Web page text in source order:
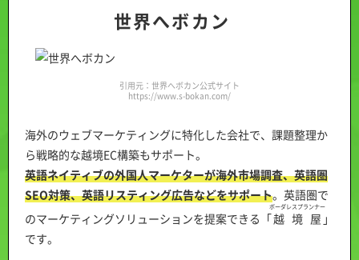
世界へボカン
引用元：世界へボカン公式サイト
https://www.s-bokan.com/
海外のウェブマーケティングに特化した会社で、課題整理か
ら戦略的な越境EC構築もサポート。
英語ネイティブの外国人マーケターが海外市場調査、英語圏
SEO対策、英語リスティング広告などをサポート。英語圏で
のマーケティングソリューションを提案できる「越境屋
ボーダレスプランナー
」
です。